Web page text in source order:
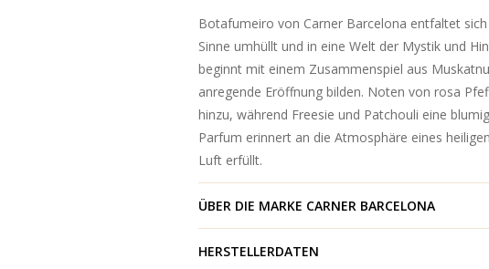
Botafumeiro von Carner Barcelona entfaltet
Sinne umhüllt und in eine Welt der Mystik und
beginnt mit einem Zusammenspiel aus
anregende Eröffnung bilden. Noten von rosa
hinzu, während Freesie und Patchouli eine
Parfum erinnert an die Atmosphäre eines
Luft erfüllt.
ÜBER DIE MARKE CARNER BARCELONA
HERSTELLERDATEN